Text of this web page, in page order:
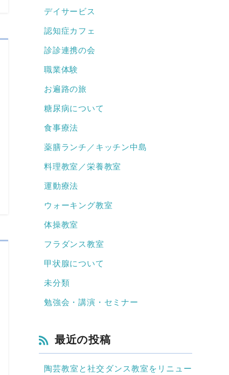
デイサービス
認知症カフェ
診診連携の会
職業体験
お遍路の旅
糖尿病について
食事療法
薬膳ランチ／キッチン中島
料理教室／栄養教室
運動療法
ウォーキング教室
体操教室
フラダンス教室
甲状腺について
未分類
勉強会・講演・セミナー
最近の投稿
陶芸教室と社交ダンス教室をリニュー